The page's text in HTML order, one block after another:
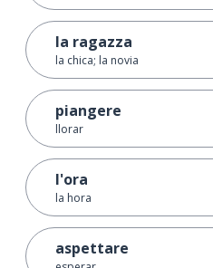
la ragazza
la chica; la novia
piangere
llorar
l'ora
la hora
aspettare